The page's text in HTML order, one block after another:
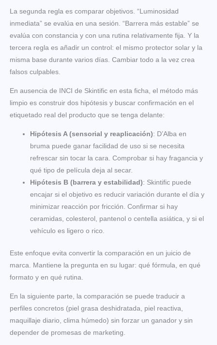
La segunda regla es comparar objetivos. “Luminosidad
inmediata” se evalúa en una sesión. “Barrera más estable” se
evalúa con constancia y con una rutina relativamente fija. Y la
tercera regla es añadir un control: el mismo protector solar y la
misma base durante varios días. Cambiar todo a la vez crea
falsos culpables.
En ausencia de INCI de Skintific en esta ficha, el método más
limpio es construir dos hipótesis y buscar confirmación en el
etiquetado real del producto que se tenga delante:
Hipótesis A (sensorial y reaplicación): D’Alba en
bruma puede ganar facilidad de uso si se necesita
refrescar sin tocar la cara. Comprobar si hay fragancia y
qué tipo de película deja al secar.
Hipótesis B (barrera y estabilidad): Skintific puede
encajar si el objetivo es reducir variación durante el día y
minimizar reacción por fricción. Confirmar si hay
ceramidas, colesterol, pantenol o centella asiática, y si el
vehículo es ligero o rico.
Este enfoque evita convertir la comparación en un juicio de
marca. Mantiene la pregunta en su lugar: qué fórmula, en qué
formato y en qué rutina.
En la siguiente parte, la comparación se puede traducir a
perfiles concretos (piel grasa deshidratada, piel reactiva,
maquillaje diario, clima húmedo) sin forzar un ganador y sin
depender de promesas de marketing.